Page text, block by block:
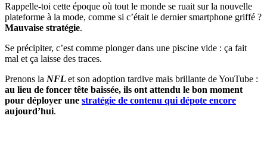
Rappelle-toi cette époque où tout le monde se ruait sur la nouvelle
plateforme à la mode, comme si c’était le dernier smartphone griffé ?
Mauvaise stratégie.
Se précipiter, c’est comme plonger dans une piscine vide : ça fait
mal et ça laisse des traces.
Prenons la NFL et son adoption tardive mais brillante de YouTube :
au lieu de foncer tête baissée, ils ont attendu le bon moment
pour déployer une stratégie de contenu qui dépote encore
aujourd’hui.